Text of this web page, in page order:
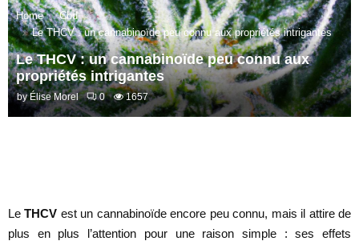
Home
Cbd
Le THCV : un cannabinoïde peu connu aux propriétés intrigantes
Le THCV : un cannabinoïde peu connu aux
propriétés intrigantes
byÉlise Morel 0 1657
LeTHCV est un cannabinoïde encore peu connu, mais il attire de
plus en plus l’attention pour une raison simple : ses effets